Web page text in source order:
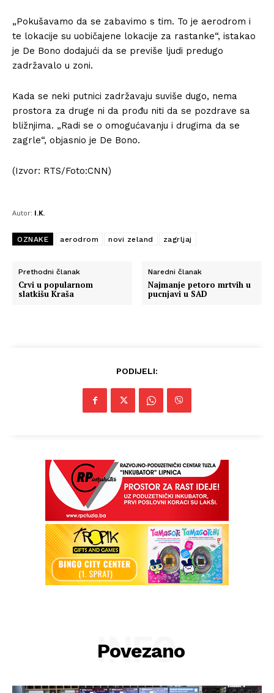
„Pokušavamo da se zabavimo s tim. To je aerodrom i
te lokacije su uobičajene lokacije za rastanke“, istakao
je De Bono dodajući da se previše ljudi predugo
zadržavalo u zoni.
Kada se neki putnici zadržavaju suviše dugo, nema
prostora za druge ni da prođu niti da se pozdrave sa
bližnjima. „Radi se o omogućavanju i drugima da se
zagrle“, objasnio je De Bono.
(Izvor: RTS/Foto:CNN)
Autor: I.K.
OZNAKE aerodrom novi zeland zagrljaj
Prethodni članak
Crvi u popularnom
slatkišu Kraša
Naredni članak
Najmanje petoro mrtvih u
pucnjavi u SAD
PODIJELI:
Povezano
INFO